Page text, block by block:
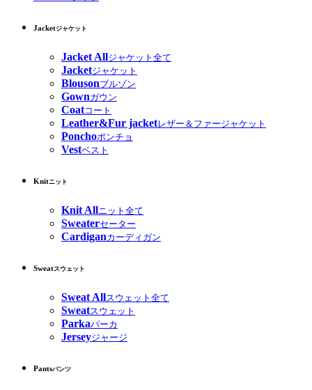
Jacketジャケット
Jacket Allジャケット全て
Jacketジャケット
Blousonブルゾン
Gownガウン
Coatコート
Leather&Fur jacketレザー＆ファージャケット
Ponchoポンチョ
Vestベスト
Knitニット
Knit Allニット全て
Sweaterセーター
Cardiganカーディガン
Sweatスウェット
Sweat Allスウェット全て
Sweatスウェット
Parkaパーカ
Jerseyジャージ
Pantsパンツ